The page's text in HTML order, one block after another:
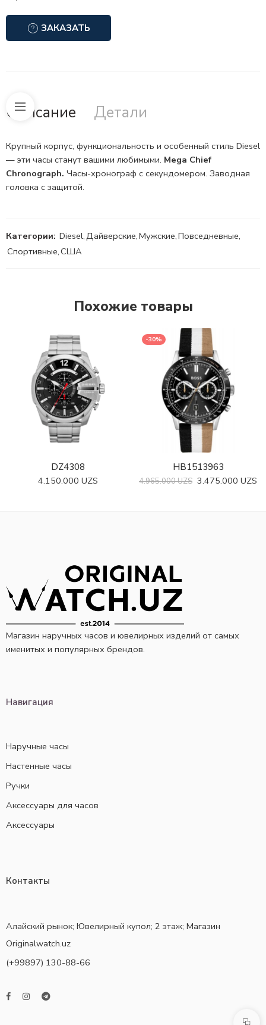
ЗАКАЗАТЬ
Описание Детали
Крупный корпус, функциональность и особенный стиль Diesel
— эти часы станут вашими любимыми. Mega Chief
Chronograph. Часы-хронограф с секундомером. Заводная
головка с защитой.
Категории: Diesel,Дайверские,Мужские,Повседневные,
Спортивные,США
Похожие товары
DZ4308
4.150.000 UZS
-30%
HB1513963
4.965.000UZS 3.475.000 UZS
Магазин наручных часов и ювелирных изделий от самых
именитых и популярных брендов.
Навигация
Наручные часы
Настенные часы
Ручки
Аксессуары для часов
Аксессуары
Контакты
Алайский рынок; Ювелирный купол; 2 этаж; Магазин
Originalwatch.uz
(+99897) 130-88-66